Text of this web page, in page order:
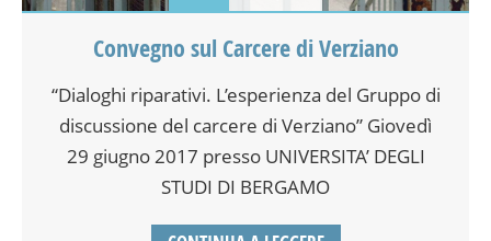
Convegno sul Carcere di Verziano
“Dialoghi riparativi. L’esperienza del Gruppo di
discussione del carcere di Verziano” Giovedì
29 giugno 2017 presso UNIVERSITA’ DEGLI
STUDI DI BERGAMO